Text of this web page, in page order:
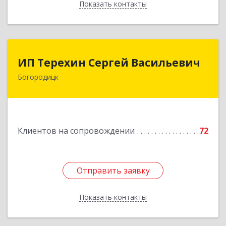
Показать контакты
Назад
ИП Терехин Сергей Васильевич
Богородицк
Клиентов на сопровождении 72
Отправить заявку
Показать контакты
ИП Терехин Сергей Васильевич
301831, Тульская обл, Богородицкий р-н,
Отправить заявку
Назад